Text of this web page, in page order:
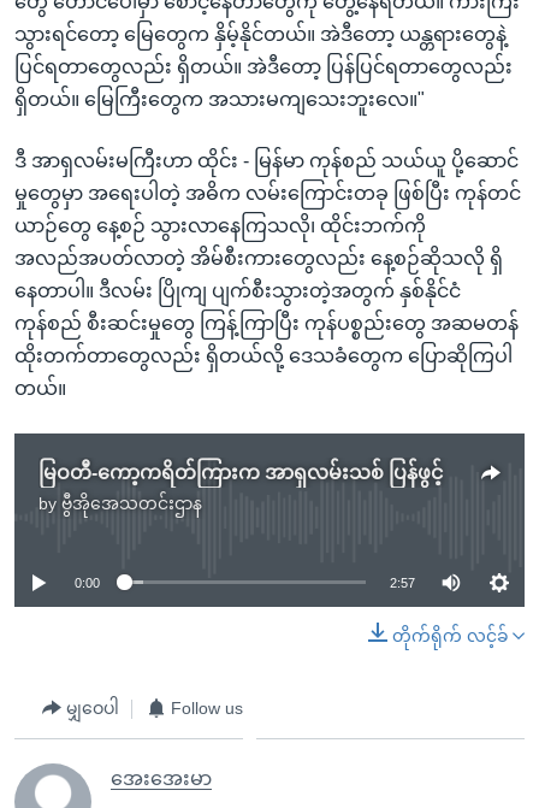
သွားရင်တော့ မြေတွေက နှိမ့်နိုင်တယ်။ အဲဒီတော့ ယန္တရားတွေနဲ့
ပြင်ရတာတွေလည်း ရှိတယ်။ အဲဒီတော့ ပြန်ပြင်ရတာတွေလည်း
ရှိတယ်။ မြေကြီးတွေက အသားမကျသေးဘူးလေ။"
ဒီ အာရှလမ်းမကြီးဟာ ထိုင်း - မြန်မာ ကုန်စည် သယ်ယူ ပို့ဆောင်
မှုတွေမှာ အရေးပါတဲ့ အဓိက လမ်းကြောင်းတခု ဖြစ်ပြီး ကုန်တင်
ယာဉ်တွေ နေ့စဉ် သွားလာနေကြသလို၊ ထိုင်းဘက်ကို
အလည်အပတ်လာတဲ့ အိမ်စီးကားတွေလည်း နေ့စဉ်ဆိုသလို ရှိ
နေတာပါ။ ဒီလမ်း ပြိုကျ ပျက်စီးသွားတဲ့အတွက် နှစ်နိုင်ငံ
ကုန်စည် စီးဆင်းမှုတွေ ကြန့်ကြာပြီး ကုန်ပစ္စည်းတွေ အဆမတန်
ထိုးတက်တာတွေလည်း ရှိတယ်လို့ ဒေသခံတွေက ပြောဆိုကြပါ
တယ်။
မြဝတီ-ကော့ကရိတ်ကြားက အာရှလမ်းသစ် ပြန်ဖွင့်
by ဗွီအိုအေသတင်းဌာန
No media source currently available
0:00 2:57
တိုက်ရိုက် လင့်ခ်
မျှဝေပါ Follow us
အေးအေးမာ